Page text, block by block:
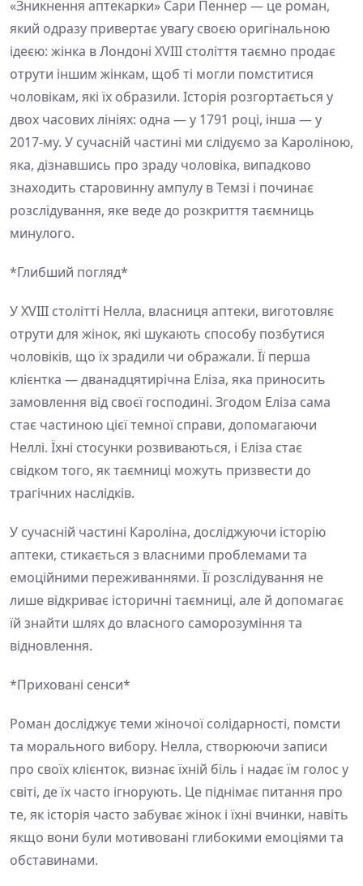
«Зникнення аптекарки» Сари Пеннер — це роман,
який одразу привертає увагу своєю оригінальною
ідеєю: жінка в Лондоні XVIII століття таємно продає
отрути іншим жінкам, щоб ті могли помститися
чоловікам, які їх образили. Історія розгортається у
двох часових лініях: одна — у 1791 році, інша — у
2017-му. У сучасній частині ми слідуємо за Кароліною,
яка, дізнавшись про зраду чоловіка, випадково
знаходить старовинну ампулу в Темзі і починає
розслідування, яке веде до розкриття таємниць
минулого.
*Глибший погляд*
У XVIII столітті Нелла, власниця аптеки, виготовляє
отрути для жінок, які шукають способу позбутися
чоловіків, що їх зрадили чи ображали. Її перша
клієнтка — дванадцятирічна Еліза, яка приносить
замовлення від своєї господині. Згодом Еліза сама
стає частиною цієї темної справи, допомагаючи
Неллі. Їхні стосунки розвиваються, і Еліза стає
свідком того, як таємниці можуть призвести до
трагічних наслідків.
У сучасній частині Кароліна, досліджуючи історію
аптеки, стикається з власними проблемами та
емоційними переживаннями. Її розслідування не
лише відкриває історичні таємниці, але й допомагає
їй знайти шлях до власного саморозуміння та
відновлення.
*Приховані сенси*
Роман досліджує теми жіночої солідарності, помсти
та морального вибору. Нелла, створюючи записи
про своїх клієнток, визнає їхній біль і надає їм голос у
світі, де їх часто ігнорують. Це піднімає питання про
те, як історія часто забуває жінок і їхні вчинки, навіть
якщо вони були мотивовані глибокими емоціями та
обставинами.